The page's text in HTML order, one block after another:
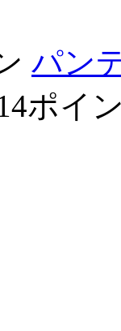
パン
ポイ